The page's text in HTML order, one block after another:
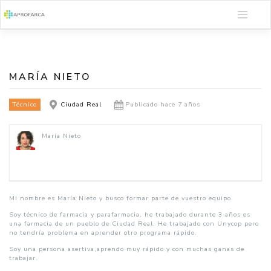
al
MARÍA NIETO
Técnico Ciudad Real Publicado hace 7 años
María Nieto
Mi nombre es María Nieto y busco formar parte de vuestro equipo.
Soy técnico de farmacia y parafarmacia, he trabajado durante 3 años es
una farmacia de un pueblo de Ciudad Real. He trabajado con Unycop pero
no tendría problema en aprender otro programa rápido.
Soy una persona asertiva,aprendo muy rápido y con muchas ganas de
trabajar.